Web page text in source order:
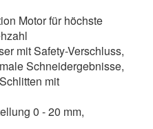
Motor für höchste
mit Safety-Verschluss,
Schneidergebnisse,
mit
0 - 20 mm,